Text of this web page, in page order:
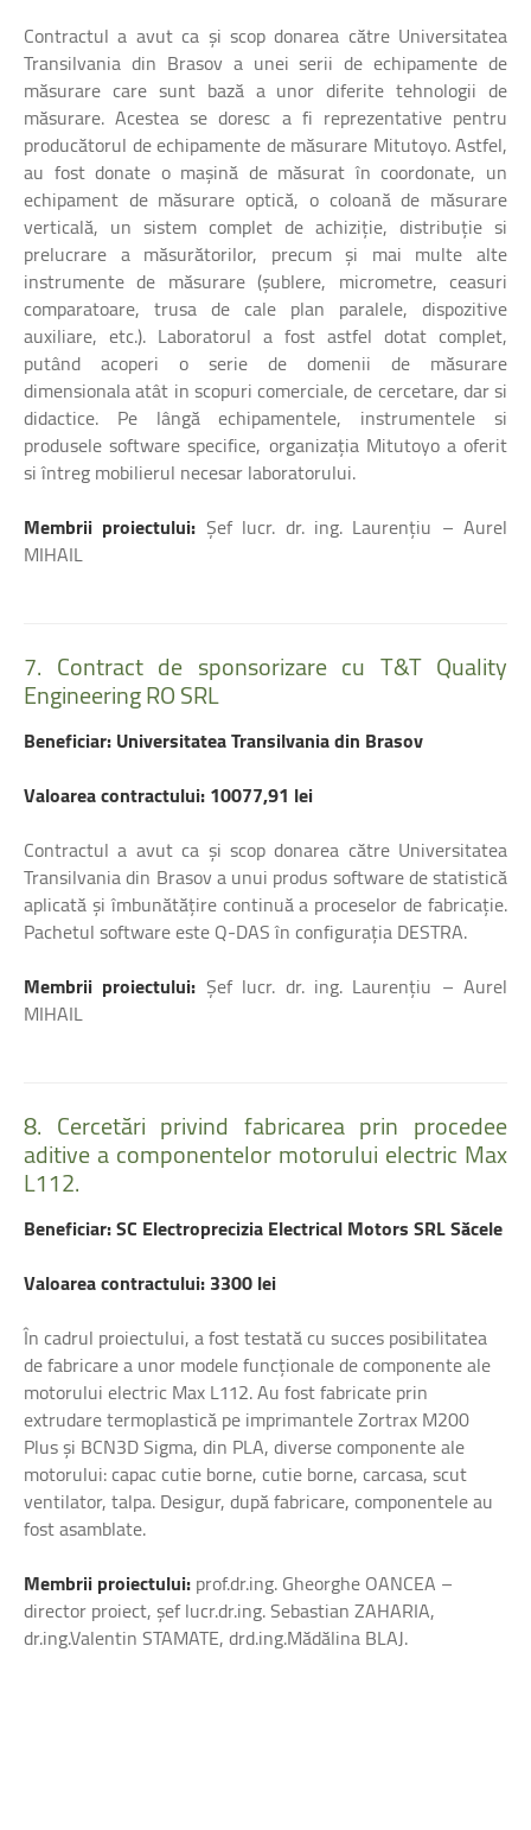
Contractul a avut ca și scop donarea către Universitatea
Transilvania din Brasov a unei serii de echipamente de
măsurare care sunt bază a unor diferite tehnologii de
măsurare. Acestea se doresc a fi reprezentative pentru
producătorul de echipamente de măsurare Mitutoyo. Astfel,
au fost donate o mașină de măsurat în coordonate, un
echipament de măsurare optică, o coloană de măsurare
verticală, un sistem complet de achiziție, distribuție si
prelucrare a măsurătorilor, precum și mai multe alte
instrumente de măsurare (șublere, micrometre, ceasuri
comparatoare, trusa de cale plan paralele, dispozitive
auxiliare, etc.). Laboratorul a fost astfel dotat complet,
putând acoperi o serie de domenii de măsurare
dimensionala atât in scopuri comerciale, de cercetare, dar si
didactice. Pe lângă echipamentele, instrumentele si
produsele software specifice, organizația Mitutoyo a oferit
si întreg mobilierul necesar laboratorului.
Membrii proiectului: Șef lucr. dr. ing. Laurențiu – Aurel
MIHAIL
7. Contract de sponsorizare cu T&T Quality
EngineeringROSRL
Beneficiar: Universitatea Transilvania din Brasov
Valoarea contractului: 10077,91 lei
Contractul a avut ca și scop donarea către Universitatea
Transilvania din Brasov a unui produs software de statistică
aplicată și îmbunătățire continuă a proceselor de fabricație.
Pachetul software este Q-DAS în configurația DESTRA.
Membrii proiectului: Șef lucr. dr. ing. Laurențiu – Aurel
MIHAIL
8. Cercetări privind fabricarea prin procedee
aditivea componentelor motorului electric Max
L112.
Beneficiar: SC Electroprecizia Electrical Motors SRL Săcele
Valoarea contractului: 3300 lei
În cadrul proiectului, a fost testată cu succes posibilitatea
de fabricare a unor modele funcționale de componente ale
motorului electric Max L112. Au fost fabricate prin
extrudare termoplastică pe imprimantele Zortrax M200
Plus și BCN3D Sigma, din PLA, diverse componente ale
motorului: capac cutie borne, cutie borne, carcasa, scut
ventilator, talpa. Desigur, după fabricare, componentele au
fost asamblate.
Membrii proiectului: prof.dr.ing. Gheorghe OANCEA –
director proiect, șef lucr.dr.ing. Sebastian ZAHARIA,
dr.ing.Valentin STAMATE, drd.ing.Mădălina BLAJ.